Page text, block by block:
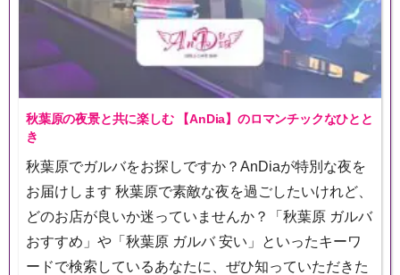
秋葉原の夜景と共に楽しむ 【AnDia】のロマンチックなひとと
き
秋葉原でガルバをお探しですか？AnDiaが特別な夜を
お届けします 秋葉原で素敵な夜を過ごしたいけれど、
どのお店が良いか迷っていませんか？「秋葉原 ガルバ
おすすめ」や「秋葉原 ガルバ 安い」といったキーワ
ードで検索しているあなたに、ぜひ知っていただきた